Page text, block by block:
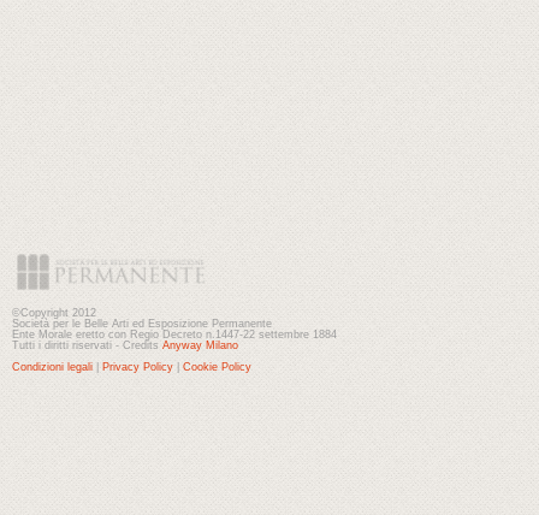
©Copyright 2012
Società per le Belle Arti ed Esposizione Permanente
Ente Morale eretto con Regio Decreto n.1447-22 settembre 1884
Tutti i diritti riservati - Credits Anyway Milano
Condizioni legali
Privacy Policy Cookie Policy